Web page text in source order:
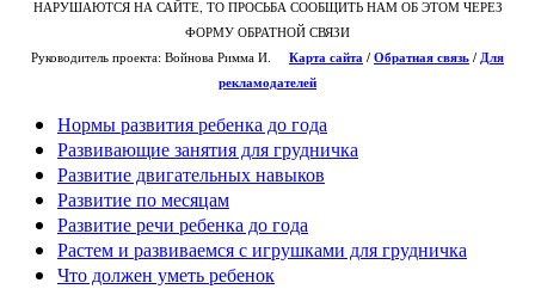
НАРУШАЮТСЯ НА САЙТЕ, ТО ПРОСЬБА СООБЩИТЬ НАМ ОБ ЭТОМ ЧЕРЕЗ
ФОРМУ ОБРАТНОЙ СВЯЗИ
Руководитель проекта: Войнова Римма И. Карта сайта / Обратная связь / Для
рекламодателей
Нормы развития ребенка до года
Развивающие занятия для грудничка
Развитие двигательных навыков
Развитие по месяцам
Развитие речи ребенка до года
Растем и развиваемся с игрушками для грудничка
Что должен уметь ребенок